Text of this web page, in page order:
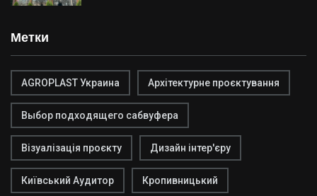
Метки
AGROPLAST Украина Архітектурне проєктування
Выбор подходящего сабвуфера
Візуалізація проєкту Дизайн інтер'єру
Київський Аудитор Кропивницький